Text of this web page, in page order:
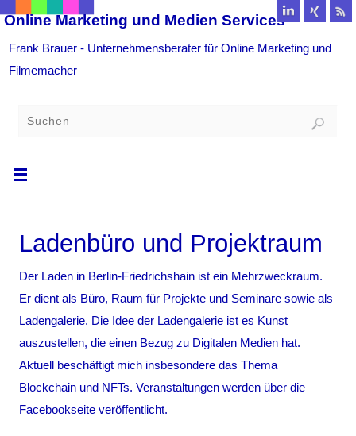
Online Marketing und Medien Services
Frank Brauer - Unternehmensberater für Online Marketing und
Filmemacher
Ladenbüro und Projektraum
Der Laden in Berlin-Friedrichshain ist ein Mehrzweckraum.
Er dient als Büro, Raum für Projekte und Seminare sowie als
Ladengalerie. Die Idee der Ladengalerie ist es Kunst
auszustellen, die einen Bezug zu Digitalen Medien hat.
Aktuell beschäftigt mich insbesondere das Thema
Blockchain und NFTs. Veranstaltungen werden über die
Facebookseite veröffentlicht.